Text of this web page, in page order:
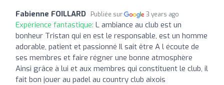
Fabienne FOILLARD Publiée sur 3 years ago
Expérience fantastique: L ambiance au club est un
bonheur Tristan qui en est le responsable, est un homme
adorable, patient et passionné Il sait être A l écoute de
ses membres et faire régner une bonne atmosphère
Ainsi grâce à lui et aux membres qui constituent le club, il
fait bon jouer au padel au country club aixois